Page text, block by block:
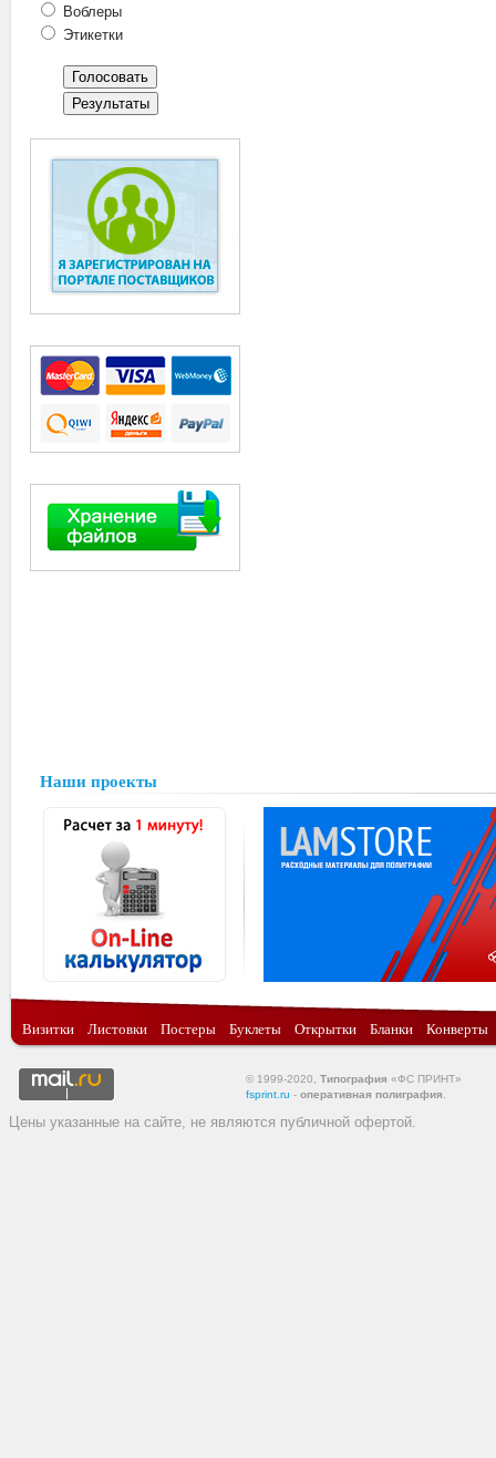
Воблеры
Этикетки
Наши проекты
Визитки Листовки Постеры Буклеты Открытки Бланки Конверты
© 1999-2020, Типография «ФС ПРИНТ»
fsprint.ru - оперативная полиграфия
Цены указанные на сайте, не являются публичной офертой.